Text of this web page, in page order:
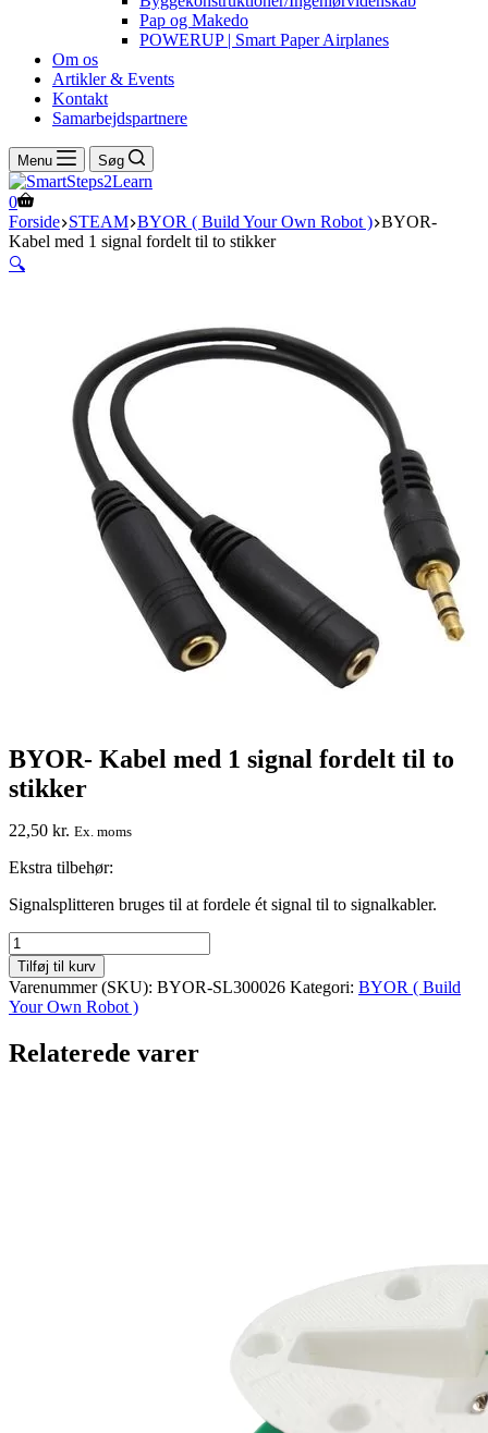
Pap og Makedo
POWERUP | Smart Paper Airplanes
Om os
Artikler & Events
Kontakt
Samarbejdspartnere
Menu Søg
Indkøbskurv
0
Forside STEAM BYOR ( Build Your Own Robot ) BYOR-
Kabel med 1 signal fordelt til to stikker
🔍
BYOR- Kabel med 1 signal fordelt til to
stikker
22,50 kr. Ex. moms
Ekstra tilbehør:
Signalsplitteren bruges til at fordele ét signal til to signalkabler.
BYOR-
Kabel
med
1
signal
til
Tilføj til kurv
Varenummer (SKU): BYOR-SL300026 Kategori: BYOR ( Build
Your Own Robot )
Relaterede varer